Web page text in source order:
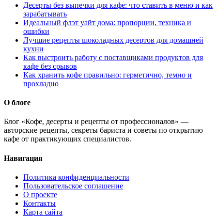
Десерты без выпечки для кафе: что ставить в меню и как
зарабатывать
Идеальный флэт уайт дома: пропорции, техника и
ошибки
Лучшие рецепты шоколадных десертов для домашней
кухни
Как выстроить работу с поставщиками продуктов для
кафе без срывов
Как хранить кофе правильно: герметично, темно и
прохладно
О блоге
Блог «Кофе, десерты и рецепты от профессионалов» —
авторские рецепты, секреты бариста и советы по открытию
кафе от практикующих специалистов.
Навигация
Политика конфиденциальности
Пользовательское соглашение
О проекте
Контакты
Карта сайта